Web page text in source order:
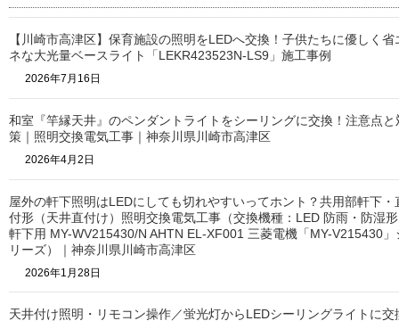
【川崎市高津区】保育施設の照明をLEDへ交換！子供たちに優しく省
ネな大光量ベースライト「LEKR423523N-LS9」施工事例
2026年7月16日
和室『竿縁天井』のペンダントライトをシーリングに交換！注意点と
策｜照明交換電気工事｜神奈川県川崎市高津区
2026年4月2日
屋外の軒下照明はLEDにしても切れやすいってホント？共用部軒下・
付形（天井直付け）照明交換電気工事（交換機種：LED 防雨・防湿形
軒下用 MY-WV215430/N AHTN EL-XF001 三菱電機「MY-V215430」
リーズ）｜神奈川県川崎市高津区
2026年1月28日
天井付け照明・リモコン操作／蛍光灯からLEDシーリングライトに交